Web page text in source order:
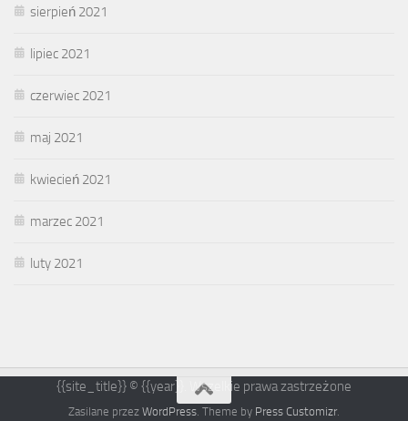
sierpień 2021
lipiec 2021
czerwiec 2021
maj 2021
kwiecień 2021
marzec 2021
luty 2021
{{site_title}} © {{year}}. Wszelkie prawa zastrzeżone
Zasilane przez WordPress. Theme by Press Customizr.